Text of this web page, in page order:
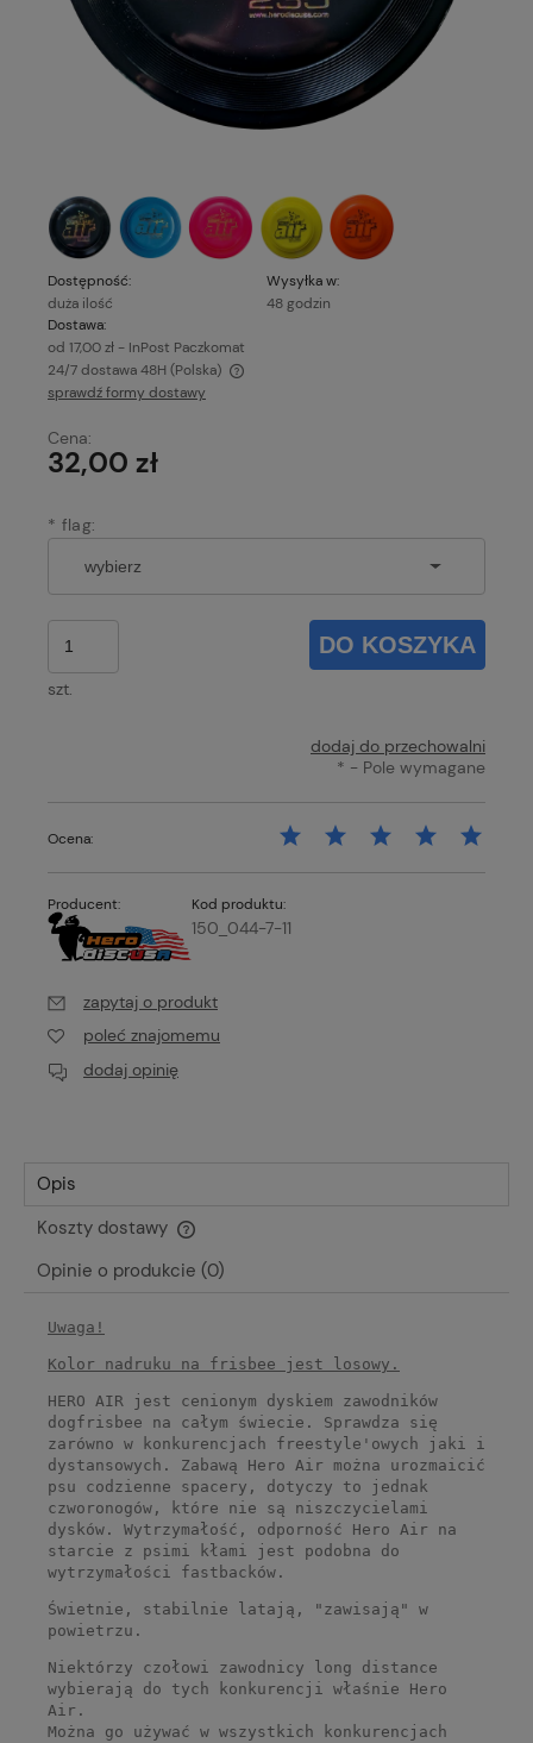
Dostępność:
duża ilość
Wysyłka w:
48 godzin
Dostawa:
od 17,00 zł - InPost Paczkomat
24/7 dostawa 48H (Polska)
Cena nie zawiera ewentualnych kosztów płatności
sprawdź formy dostawy
Cena:
32,00 zł
* flag:
szt.
DO KOSZYKA
dodaj do przechowalni
* - Pole wymagane
Ocena:
Producent: Kod produktu:
150_044-7-11
zapytaj o produkt
poleć znajomemu
dodaj opinię
Opis
Koszty dostawy
Cena nie zawiera ewentualnych kosztów płatności
Opinie o produkcie (0)
Uwaga!
Kolor nadruku na frisbee jest losowy.
HERO AIR jest cenionym dyskiem zawodników
dogfrisbee na całym świecie. Sprawdza się
zarówno w konkurencjach freestyle'owych jaki i
dystansowych. Zabawą Hero Air można urozmaicić
psu codzienne spacery, dotyczy to jednak
czworonogów, które nie są niszczycielami
dysków. Wytrzymałość, odporność Hero Air na
starcie z psimi kłami jest podobna do
wytrzymałości fastbacków.
Świetnie, stabilnie latają, "zawisają" w
powietrzu.
Niektórzy czołowi zawodnicy long distance
wybierają do tych konkurencji właśnie Hero
Air.
Można go używać w wszystkich konkurencjach